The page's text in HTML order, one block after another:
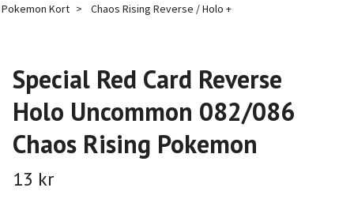
Kort
Chaos Rising Reverse / Holo +
Special Red Card Reverse
Holo Uncommon 082/086
Chaos Rising Pokemon
13 kr